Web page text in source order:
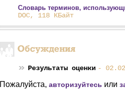
Словарь терминов,
DOC, 118 КБайт
Результаты оценки -
Пожалуйста, авторизуйтесь или